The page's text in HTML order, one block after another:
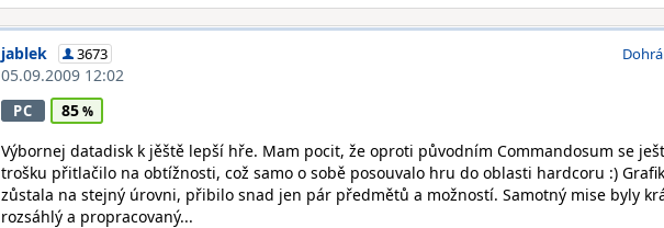
jablek 3673
05.09.2009 12:02
PC
85
Výbornej datadisk k jěště lepší hře. Mam pocit, že oproti původním Commandosum se
trošku přitlačilo na obtížnosti, což samo o sobě posouvalo hru do oblasti hardcoru :)
zůstala na stejný úrovni, přibilo snad jen pár předmětů a možností. Samotný mise byly
rozsáhlý a propracovaný...